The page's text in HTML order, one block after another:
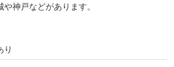
神戸などがあります。
り